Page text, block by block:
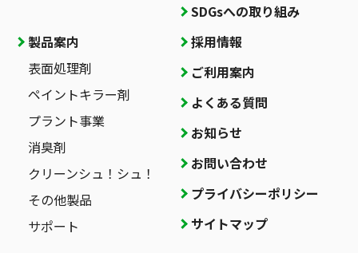
製品案内
表面処理剤
ペイントキラー剤
プラント事業
消臭剤
クリーンシュ！シュ！
その他製品
サポート
SDGsへの取り組み
採用情報
ご利用案内
よくある質問
お知らせ
お問い合わせ
プライバシーポリシー
サイトマップ